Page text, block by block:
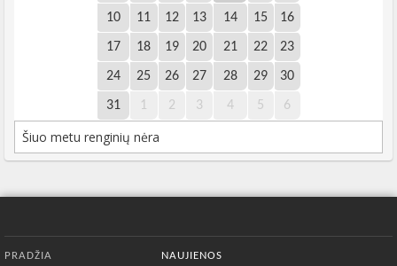
10 11 12 13 14 15 16
17 18 19 20 21 22 23
24 25 26 27 28 29 30
31 1 2 3 4 5 6
Šiuo metu renginių nėra
PRADŽIA
NAUJIENOS